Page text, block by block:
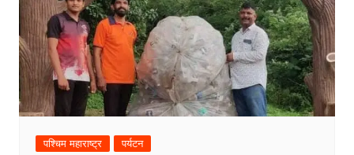
पश्चिम महाराष्ट्र पर्यटन